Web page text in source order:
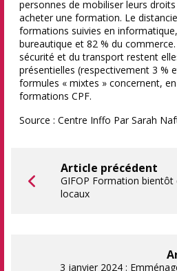
personnes de mobiliser leurs
acheter une formation. Le
formations suivies en
bureautique et 82 % du
sécurité et du transport restent
présentielles (respectivement 3 %
formules « mixtes » concernent,
formations CPF.
Source : Centre Inffo Par Sarah
Article précédent
GIFOP Formation bientôt
locaux
3 janvier 2024 :